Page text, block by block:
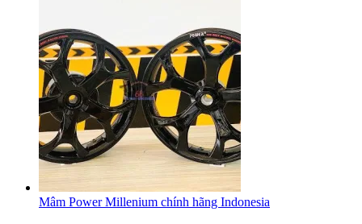
Mâm Power Millenium chính hãng Indonesia